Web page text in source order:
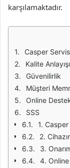
karşılamaktadır.
Casper
Kalite Anlayışı
Güvenilirlik
Müşteri
Online
SSS
1.
2.
3.
4. Online